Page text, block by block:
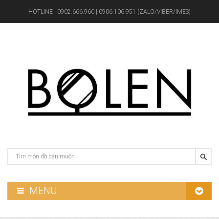
HOTLINE : 0902.666.960 | 0906.106.951 (ZALO/VIBER/IMES)
MENU